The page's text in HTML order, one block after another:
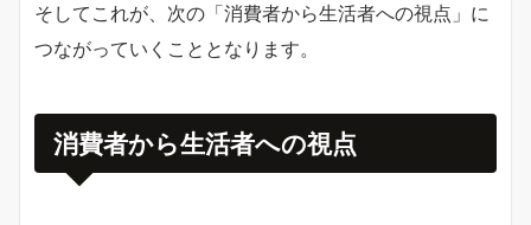
そしてこれが、次の「消費者から生活者への視点」に
つながっていくこととなります。
消費者から生活者への視点